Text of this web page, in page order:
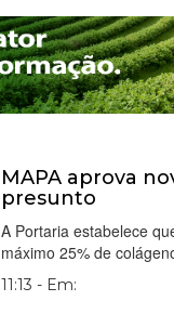
MAPA aprova
presunto
A Portaria estabelece
máximo 25% de
11:13 - Em: